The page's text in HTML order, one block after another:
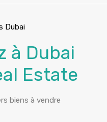
Dubai
à Dubai
Estate
biens à vendre